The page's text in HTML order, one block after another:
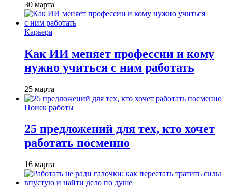
30 марта
Карьера
Как ИИ меняет профессии и кому
нужно учиться с ним работать
25 марта
Поиск работы
25 предложений для тех, кто хочет
работать посменно
16 марта